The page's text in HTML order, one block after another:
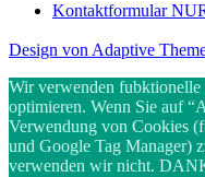
Footer
menu
Kontaktformular
Design von Adaptive
Wir verwenden fubktionelle
optimieren. Wenn Sie auf
Verwendung von Cookies
und Google Tag Manager)
verwenden wir nicht.